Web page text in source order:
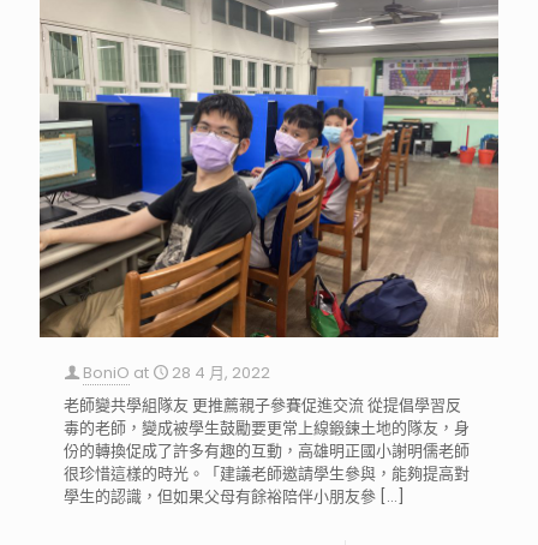
BoniO at
28 4 月, 2022
老師變共學組隊友 更推薦親子參賽促進交流 從提倡學習反
毒的老師，變成被學生鼓勵要更常上線鍛鍊土地的隊友，身
份的轉換促成了許多有趣的互動，高雄明正國小謝明儒老師
很珍惜這樣的時光。「建議老師邀請學生參與，能夠提高對
學生的認識，但如果父母有餘裕陪伴小朋友參 […]